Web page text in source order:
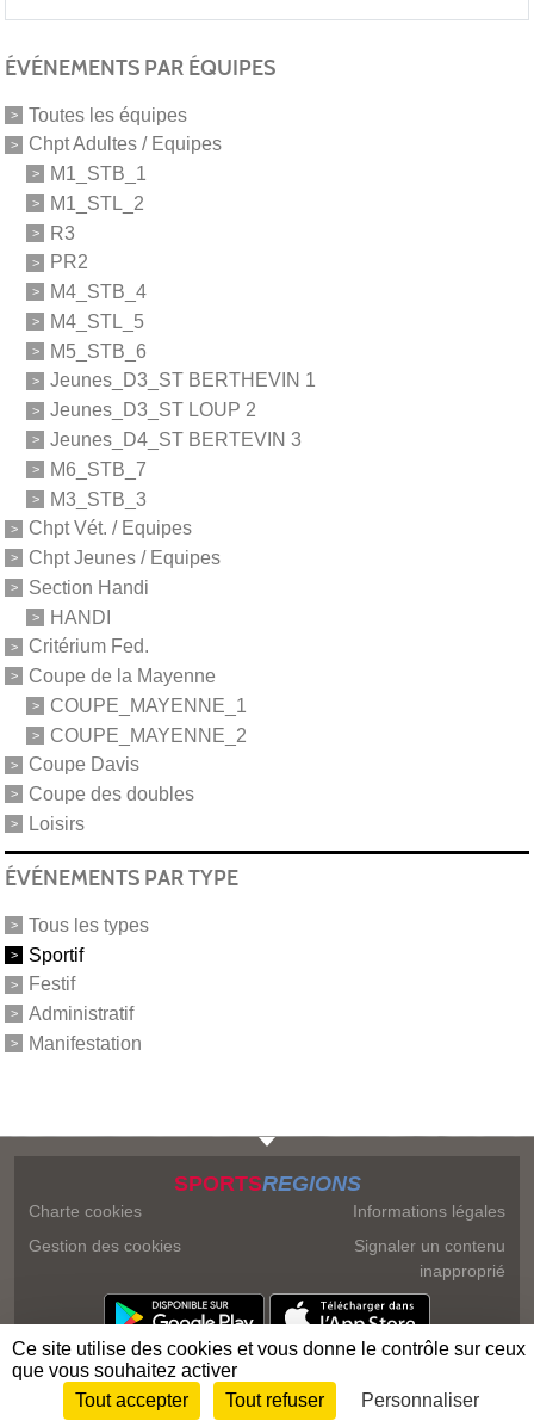
ÉVÉNEMENTS PAR ÉQUIPES
Toutes les équipes
Chpt Adultes / Equipes
M1_STB_1
M1_STL_2
R3
PR2
M4_STB_4
M4_STL_5
M5_STB_6
Jeunes_D3_ST BERTHEVIN 1
Jeunes_D3_ST LOUP 2
Jeunes_D4_ST BERTEVIN 3
M6_STB_7
M3_STB_3
Chpt Vét. / Equipes
Chpt Jeunes / Equipes
Section Handi
HANDI
Critérium Fed.
Coupe de la Mayenne
COUPE_MAYENNE_1
COUPE_MAYENNE_2
Coupe Davis
Coupe des doubles
Loisirs
ÉVÉNEMENTS PAR TYPE
Tous les types
Sportif
Festif
Administratif
Manifestation
SPORTSREGIONS
Charte cookies
Gestion des cookies
Informations légales
Signaler un contenu
inapproprié
Envie de participer ? Connexion
Ce site utilise des cookies et vous donne le contrôle sur ceux
que vous souhaitez activer
Tout accepter
Tout refuser Personnaliser